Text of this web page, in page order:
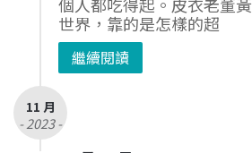
世界，靠的是怎樣的超
繼續閱讀
11 月
- 2023 -